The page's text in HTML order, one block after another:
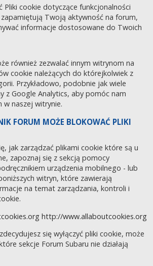
Pliki cookie dotyczące funkcjonalności
Twoją aktywność na forum,
informacje dostosowane do Twoich
również zezwalać innym witrynom na
cookie należących do którejkolwiek z
Przykładowo, podobnie jak wiele
z Google Analytics, aby pomóc nam
naszej witrynie.
FORUM MOŻE BLOKOWAĆ PLIKI
jak zarządzać plikami cookie które są u
zapoznaj się z sekcją pomocy
urządzenia mobilnego - lub
witryn, które zawierają
na temat zarządzania, kontroli i
http://www.allaboutcookies.org
się wyłączyć pliki cookie, może
sekcje Forum Subaru nie działają